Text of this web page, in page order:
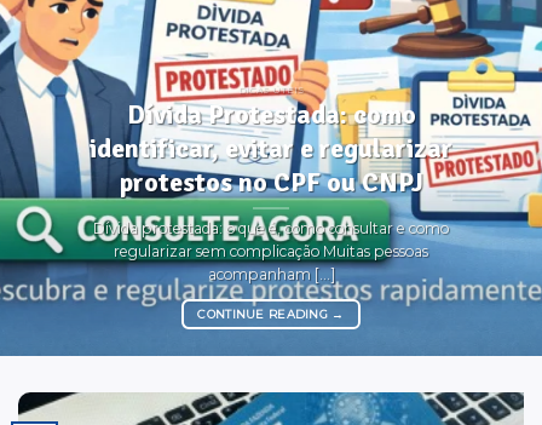
DICAS ÚTEIS
Dívida Protestada: como
identificar, evitar e regularizar
protestos no CPF ou CNPJ
Dívida protestada: o que é, como consultar e como
regularizar sem complicação Muitas pessoas
acompanham [...]
CONTINUE READING →